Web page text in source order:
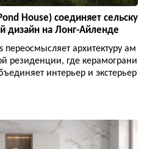
House) соединяет сельску
дизайн на Лонг-Айленде
переосмысляет архитектуру ам
резиденции, где керамограни
интерьер и экстерьер